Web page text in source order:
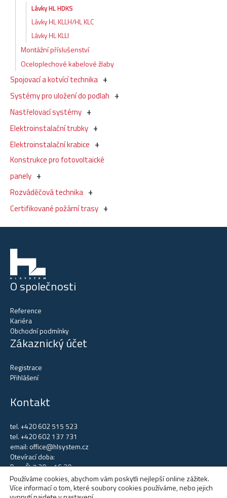
Lávky HL HDKS
Lávky HL KLLH/HL KLC
Lávky HL KLLI
Montážní příslušenství
Oceloplechové kabelové žlaby
Spojovací a kotvící technika
Systémy pro uložení do podlah
Nastřelovací systémy
Elektroinstalační trubky
Elektroinstalační krabice
Konstrukce pro fotovoltaické
panely
Rozváděčová technika
Certifikované požární trasy
O společnosti
Reference
Kariéra
Obchodní podmínky
Zákaznický účet
Registrace
Přihlášení
Kontakt
tel. +420 602 515 523
tel. +420 602 137 731
email: office@hlsystem.cz
Otevírací doba:
Po – Čt 7.30 – 16.30
Pá 7.30 – 14.00
Používáme cookies, abychom vám poskytli nejlepší online zážitek.
Více informací o tom, které soubory cookies používáme, nebo jejich